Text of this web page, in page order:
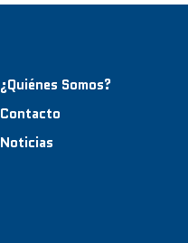
¿Quiénes Somos?
Contacto
Noticias